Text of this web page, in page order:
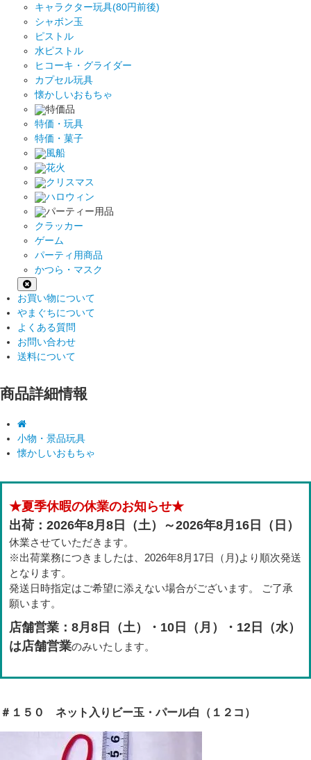
キャラクター玩具(80円前後)
シャボン玉
ピストル
水ピストル
ヒコーキ・グライダー
カプセル玩具
懐かしいおもちゃ
特価品
特価・玩具
特価・菓子
風船
花火
クリスマス
ハロウィン
パーティー用品
クラッカー
ゲーム
パーティ用商品
かつら・マスク
お買い物について
やまぐちについて
よくある質問
お問い合わせ
送料について
商品詳細情報
小物・景品玩具
懐かしいおもちゃ
★夏季休暇の休業のお知らせ★
出荷：2026年8月8日（土）～2026年8月16日（日）
休業させていただきます。
※出荷業務につきましたは、2026年8月17日（月)より順次発送
となります。
発送日時指定はご希望に添えない場合がございます。 ご了承
願います。
店舗営業：8月8日（土）・10日（月）・12日（水）
は店舗営業のみいたします。
＃１５０ ネット入りビー玉・パール白（１２コ）